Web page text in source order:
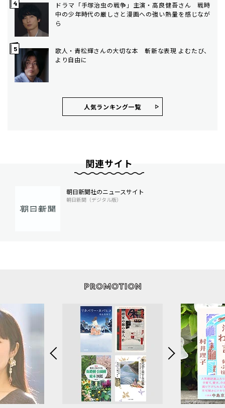
ドラマ「手塚治虫の戦争」主演・高良健吾さん 戦時
中の少年時代の厳しさと漫画への強い熱量を感じなが
ら
歌人・青松輝さんの大切な本 斬新な表現 よむたび、
より自由に
人気ランキング⼀覧
関連サイト
朝日新聞社のニュースサイト
朝日新聞（デジタル版）